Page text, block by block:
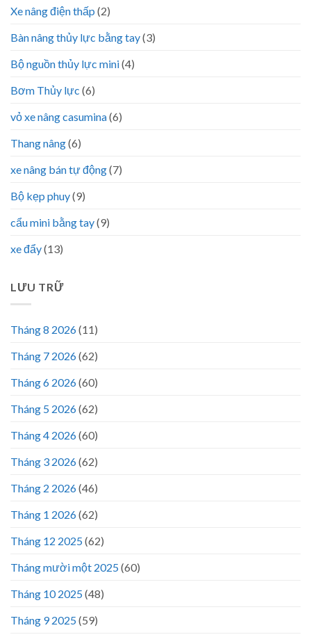
Xe nâng điện thấp (2)
Bàn nâng thủy lực bằng tay(3)
Bộ nguồn thủy lực mini(4)
Bơm Thủy lực (6)
vỏ xe nâng casumina(6)
Thang nâng(6)
xe nâng bán tự động(7)
Bộ kẹp phuy(9)
cẩu mini bằng tay(9)
xe đẩy(13)
LƯU TRỮ
Tháng 8 2026(11)
Tháng 7 2026(62)
Tháng 6 2026(60)
Tháng 5 2026(62)
Tháng 4 2026(60)
Tháng 3 2026(62)
Tháng 2 2026(46)
Tháng 1 2026(62)
Tháng 12 2025(62)
Tháng mười một 2025(60)
Tháng 10 2025(48)
Tháng 9 2025(59)